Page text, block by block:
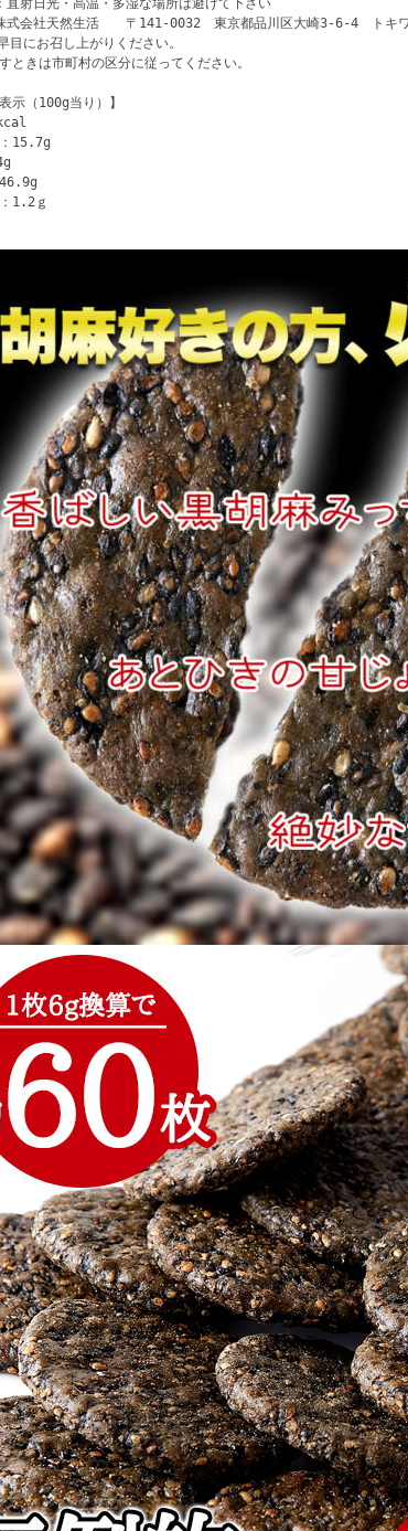
直射日光・高温・多湿な場所は避けて下さい
式会社天然生活 〒141-0032 東京都品川区大崎3-6-4 トキ
目にお召し上がりください。
ときは市町村の区分に従ってください。
示（100g当り）】
15.7g
1.2ｇ